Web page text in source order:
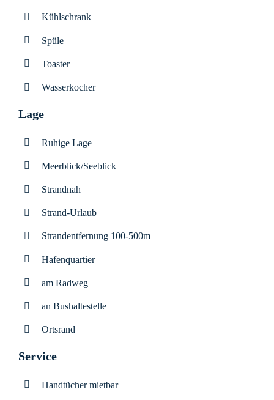
Kühlschrank
Spüle
Toaster
Wasserkocher
Lage
Ruhige Lage
Meerblick/Seeblick
Strandnah
Strand-Urlaub
Strandentfernung 100-500m
Hafenquartier
am Radweg
an Bushaltestelle
Ortsrand
Service
Handtücher mietbar